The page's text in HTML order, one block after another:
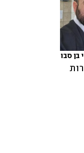
בן סבו